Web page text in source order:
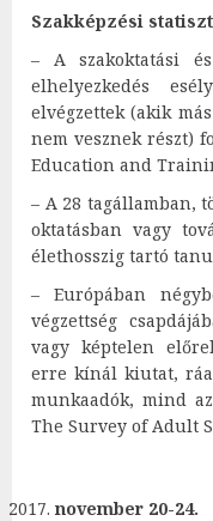
Szakképzési
– A szakoktatási
elhelyezkedés
elvégzettek (akik
nem vesznek részt)
Education and
– A 28 tagállamban,
oktatásban vagy
élethosszig tartó
– Európában
végzettség
vagy képtelen
erre kínál kiutat,
munkaadók, mind az
The Survey of Adult
november 20-24.